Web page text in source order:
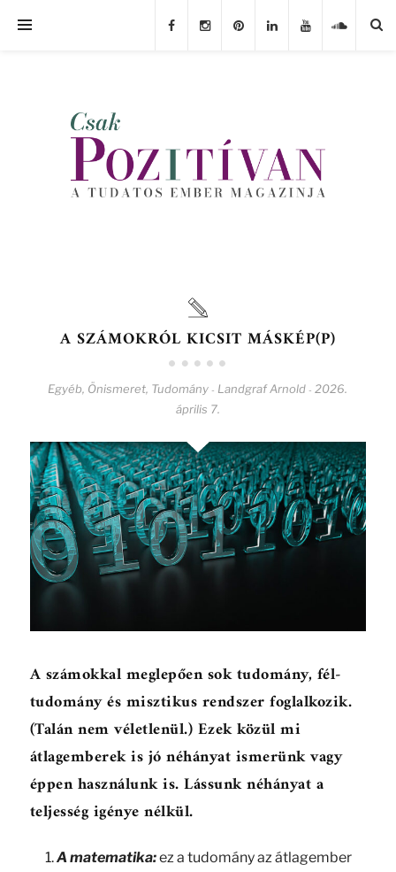
A SZÁMOKRÓL KICSIT MÁSKÉP(P)
Egyéb, Önismeret, Tudomány - Landgraf Arnold - 2026.
április 7.
A számokkal meglepően sok tudomány, fél-
tudomány és misztikus rendszer foglalkozik.
(Talán nem véletlenül.) Ezek közül mi
átlagemberek is jó néhányat ismerünk vagy
éppen használunk is. Lássunk néhányat a
teljesség igénye nélkül.
A matematika:ez a tudomány az átlagember